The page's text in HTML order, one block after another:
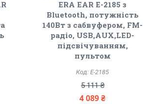
ERA EAR E-2185 з
Bluetooth, потужність
140Вт з сабвуфером, FM-
радіо, USB,AUX,LED-
підсвічуванням,
пультом
E-2185
5 111 ₴
4 089 ₴